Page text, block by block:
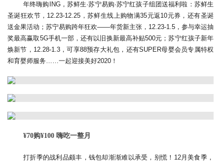
年终嗨购ING，苏鲜生·苏宁易购·苏宁红孩子组团送福利啦：苏鲜生
圣诞狂欢节，12.23-12.25，苏鲜生线上购物满35元返10元券，还有圣诞
送金果活动；苏宁易购跨年狂欢——年货新主张，12.23-1.5，参与幸运抽
奖最高赢取5G手机一部，还有以旧换新最高补贴500元；苏宁红孩子新年
焕新节，12.28-1.3，可享88预存大礼包，还有SUPER母婴会员专属特权
和育婴师服务……一起迎接美好2020！
¥70购¥100 嗨吃一整月
打折季的战利品颇丰，钱包却渐渐难以承受，别慌！12月美食季，